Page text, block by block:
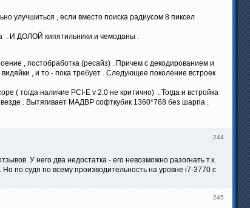
улучшиться , если вместо поиска радиусом 8 пиксел
. И ДОЛОЙ кипятильники и чемоданы .
, постобработка (ресайз) . Причем с декодированием и
, и то - пока требует . Следующее поколение встроек
( тогда наличие PCI-E v 2.0 не критично) . Тогда и встройка
. Вытягивает МАДВР софткубик 1360*768 без шарпа .
244
У него два недостатка - его невозможно разогнать т.к.
по судя по всему производительность на уровне i7-3770 с
245